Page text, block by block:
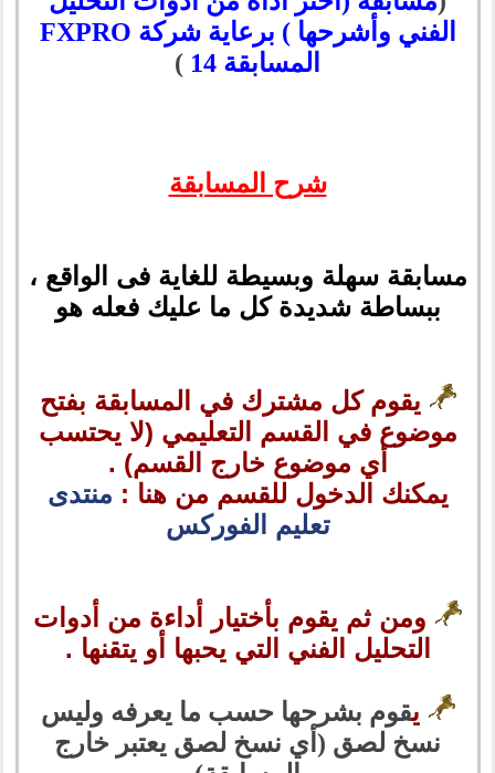
الفني وأشرحها ) برعاية شركة FXPRO
المسابقة 14
)
شرح المسابقة
مسابقة سهلة وبسيطة للغاية فى الواقع ،
ببساطة شديدة كل ما عليك فعله هو
يقوم كل مشترك في المسابقة بفتح
موضوع في القسم التعليمي (لا يحتسب
أي موضوع خارج القسم) .
يمكنك الدخول للقسم من هنا : منتدى
تعليم الفوركس
ومن ثم يقوم بأختيار أداءة من أدوات
التحليل الفني التي يحبها أو يتقنها .
يقوم بشرحها حسب ما يعرفه وليس
نسخ لصق (أي نسخ لصق يعتبر خارج